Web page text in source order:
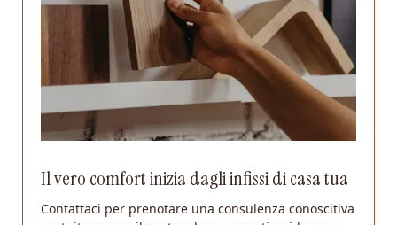
Il vero comfort inizia dagli infissi di casa tua
Contattaci per prenotare una consulenza conoscitiva